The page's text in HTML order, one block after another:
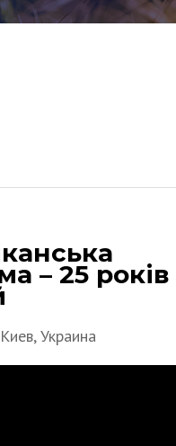
– 25 років
Киев, Украина